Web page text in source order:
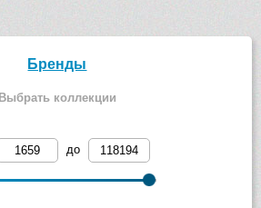
Бренды
Выбрать коллекции
до